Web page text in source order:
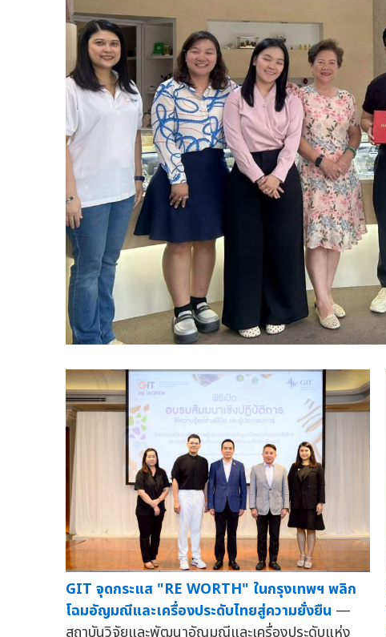
GIT จุดกระแส "RE WORTH" ในกรุงเทพฯ พลิก
โฉมอัญมณีและเครื่องประดับไทยสู่ความยั่งยืน —
สถาบันวิจัยและพัฒนาอัญมณีและเครื่องประดับแห่ง